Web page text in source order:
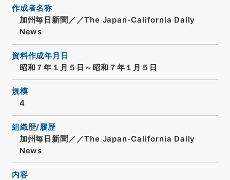
作成者名称
加州毎日新聞／／The Japan-California Daily
News
資料作成年月日
昭和７年１月５日～昭和７年１月５日
規模
4
組織歴/履歴
加州毎日新聞／／The Japan-California Daily
News
内容